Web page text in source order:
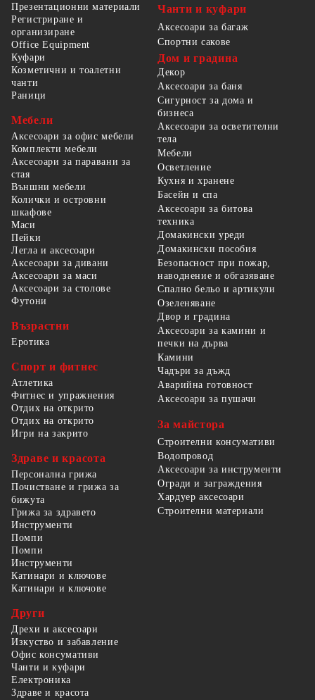
Презентационни материали
Регистриране и
организиране
Office Equipment
Чанти и куфари
Аксесоари за багаж
Спортни сакове
Куфари
Козметични и тоалетни
чанти
Раници
Мебели
Аксесоари за офис мебели
Комплекти мебели
Аксесоари за паравани за
стая
Външни мебели
Колички и островни
шкафове
Маси
Пейки
Легла и аксесоари
Аксесоари за дивани
Аксесоари за маси
Аксесоари за столове
Футони
Възрастни
Еротика
Спорт и фитнес
Атлетика
Фитнес и упражнения
Отдих на открито
Отдих на открито
Игри на закрито
Здраве и красота
Персонална грижа
Почистване и грижа за
бижута
Грижа за здравето
Дом и градина
Декор
Аксесоари за баня
Сигурност за дома и
бизнеса
Аксесоари за осветителни
тела
Мебели
Осветление
Кухня и хранене
Басейн и спа
Аксесоари за битова
техника
Домакински уреди
Домакински пособия
Безопасност при пожар,
наводнение и обгазяване
Спално бельо и артикули
Озеленяване
Двор и градина
Аксесоари за камини и
печки на дърва
Камини
Чадъри за дъжд
Аварийна готовност
Аксесоари за пушачи
За майстора
Строителни консумативи
Водопровод
Аксесоари за инструменти
Огради и заграждения
Хардуер аксесоари
Строителни материали
Инструменти
Помпи
Помпи
Инструменти
Катинари и ключове
Катинари и ключове
Други
Дрехи и аксесоари
Изкуство и забавление
Офис консумативи
Чанти и куфари
Електроника
Здраве и красота